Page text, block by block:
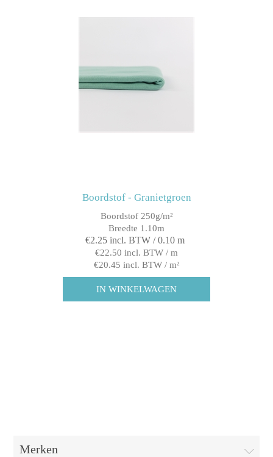
Boordstof - Granietgroen
Boordstof 250g/m²
Breedte 1.10m
€2.25 incl. BTW / 0.10 m
€22.50 incl. BTW / m
€20.45 incl. BTW / m²
Merken